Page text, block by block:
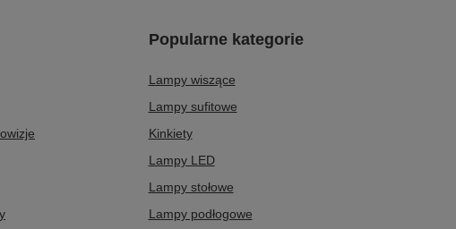
Popularne kategorie
Lampy wiszące
Lampy sufitowe
Kinkiety
Lampy LED
Lampy stołowe
Lampy podłogowe